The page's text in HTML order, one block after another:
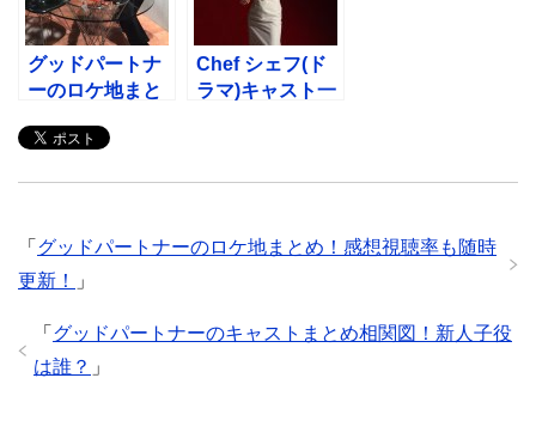
グッドパートナ
ーのロケ地まと
も随時更新！
Chef シェフ(ド
ラマ)キャスト一
「 グッドパートナーのロケ地まとめ！感想視聴率も随時
更新！
」
「 グッドパートナーのキャストまとめ相関図！新人子役
は誰？ 」